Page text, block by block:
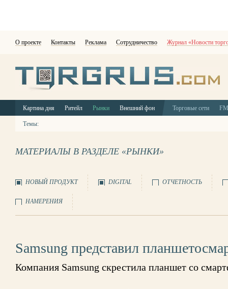
О проекте Контакты Реклама Сотрудничество Журнал «Новости
Картина дня Ритейл Рынки Внешний фон Торговые сети
Темы:
МАТЕРИАЛЫ В РАЗДЕЛЕ «РЫНКИ»
НОВЫЙ ПРОДУКТ DIGITAL ОТЧЕТНОСТЬ
НАМЕРЕНИЯ
Samsung представил
Компания Samsung скрестила планшет со